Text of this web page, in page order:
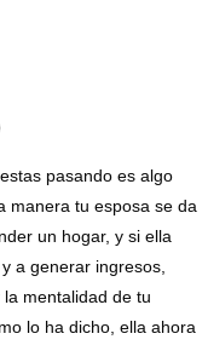
pasando es algo
manera tu esposa se da
un hogar, y si ella
a generar ingresos,
mentalidad de tu
lo ha dicho, ella ahora